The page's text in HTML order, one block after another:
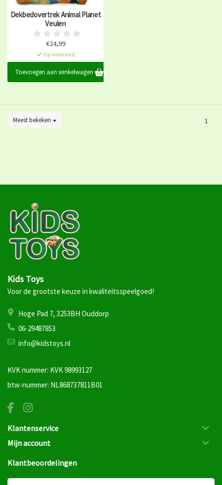
Dekbedovertrek Animal Planet
Veulen
€24,99
Op voorraad
Toevoegen aan winkelwagen
Meest bekeken 1
Kids Toys
Voor de grootste keuze in kwaliteitsspeelgoed!
Hoge Pad 7, 3253BH Ouddorp
06-29487853
info@kidstoys.nl
KVK nummer: KVK 98993127
btw-nummer: NL868737811B01
Klantenservice
Mijn account
Klantbeoordelingen